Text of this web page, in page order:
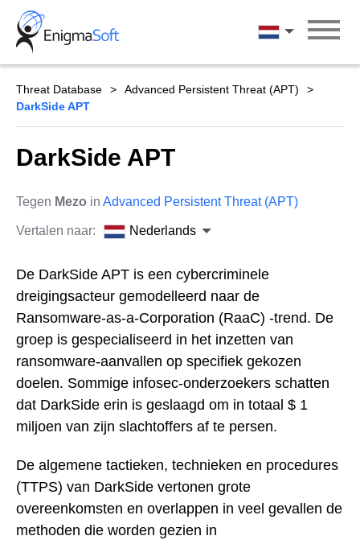
Skip
content
Nederlands
Threat Database
Advanced Persistent Threat (APT)
DarkSide APT
DarkSide APT
Tegen Mezo in Advanced Persistent Threat (APT)
Vertalen naar: Nederlands
De DarkSide APT is een cybercriminele
dreigingsacteur gemodelleerd naar de
Ransomware-as-a-Corporation (RaaC) -trend. De
groep is gespecialiseerd in het inzetten van
ransomware-aanvallen op specifiek gekozen
doelen. Sommige infosec-onderzoekers schatten
dat DarkSide erin is geslaagd om in totaal $ 1
miljoen van zijn slachtoffers af te persen.
De algemene tactieken, technieken en procedures
(TTPS) van DarkSide vertonen grote
overeenkomsten en overlappen in veel gevallen de
methoden die worden gezien in